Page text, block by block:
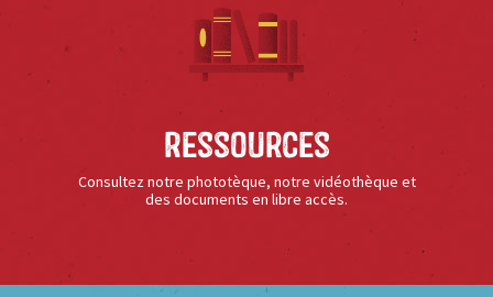
Ressources
Consultez notre phototèque, notre vidéothèque et
des documents en libre accès.